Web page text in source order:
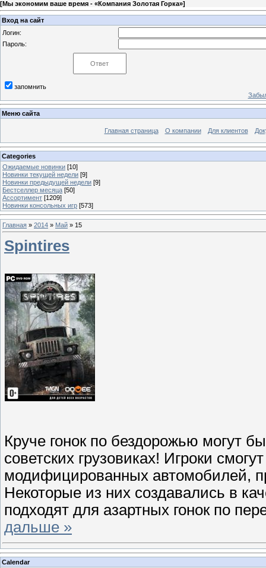
[Мы экономим ваше время - «Компания Золотая Горка»]
Вход на сайт
Логин:
Пароль:
запомнить
Меню сайта
Главная страница О компании Для клиентов
Categories
Ожидаемые новинки [10]
Новинки текущей недели [9]
Новинки предыдущей недели [9]
Бестселлер месяца [50]
Ассортимент [1209]
Новинки консольных игр [573]
Главная » 2014 » Май » 15
Spintires
Круче гонок по бездорожью могут
советских грузовиках! Игроки
модифицированных автомобилей,
Некоторые из них создавались в
подходят для азартных гонок по
дальше »
Calendar